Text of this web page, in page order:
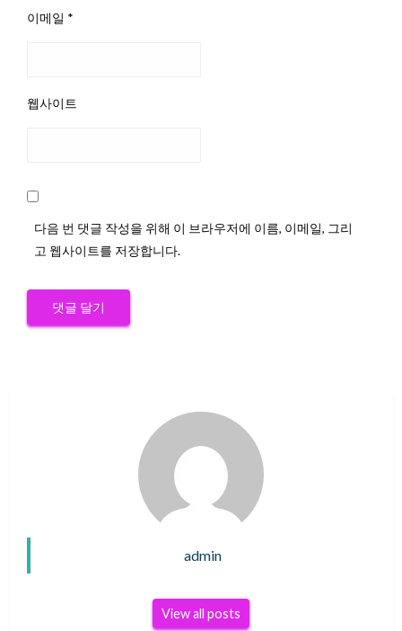
이메일 *
웹사이트
다음 번 댓글 작성을 위해 이 브라우저에 이름, 이메일, 그리
고 웹사이트를 저장합니다.
admin
View all posts